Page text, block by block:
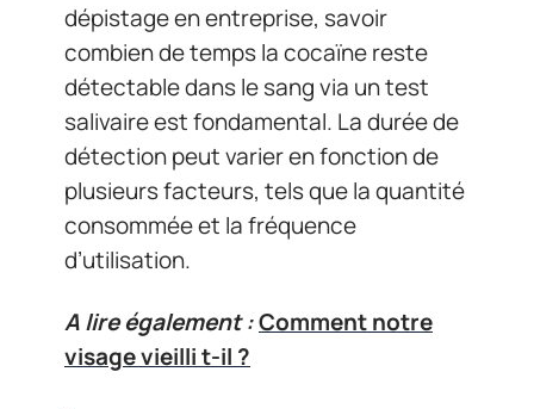
dépistage en entreprise, savoir
combien de temps la cocaïne reste
détectable dans le sang via un test
salivaire est fondamental. La durée de
détection peut varier en fonction de
plusieurs facteurs, tels que la quantité
consommée et la fréquence
d’utilisation.
A lire également :Comment notre
visage vieilli t-il ?